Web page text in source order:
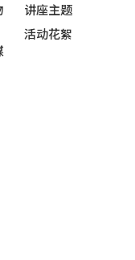
讲座主题
活动花絮